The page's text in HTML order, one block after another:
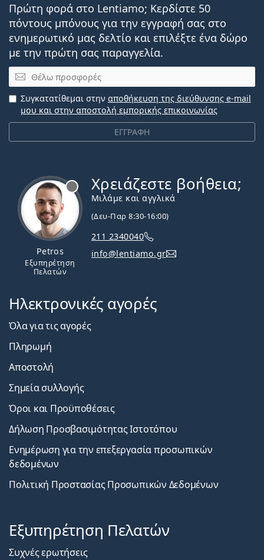
Πρώτη φορά στο Lentiamo; Κερδίστε 50
πόντους μπόνους για την εγγραφή σας στο
ενημερωτικό μας δελτίο και επιλέξτε ένα δώρο
με την πρώτη σας παραγγελία.
Email
ΕΓΓΡΑΦΗ
Συγκατατίθεμαι στην αποθήκευση της διεύθυνσης e-mail
μου και στην αποστολή εμπορικής επικοινωνίας
Petros
Εξυπηρέτηση
Πελατών
Χρειάζεστε βοήθεια;
Μιλάμε και αγγλικά
(Δευ-Παρ 8:30-16:00)
211 2340040
info@lentiamo.gr
Ηλεκτρονικές αγορές
Όλα για τις αγορές
Πληρωμή
Αποστολή
Σημεία συλλογής
Όροι και Προϋποθέσεις
Δήλωση Προσβασιμότητας Ιστοτόπου
Ενημέρωση για την επεξεργασία προσωπικών
δεδομένων
Πολιτική Προστασίας Προσωπικών Δεδομένων
Εξυπηρέτηση Πελατών
Συχνές ερωτήσεις